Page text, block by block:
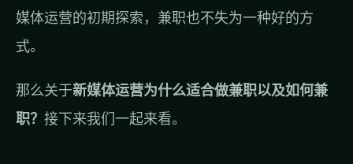
媒体运营的初期探索，兼职也不失为一种好的方
式。
那么关于新媒体运营为什么适合做兼职以及如何兼
职？ 接下来我们一起来看。